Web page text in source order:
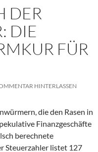
DER
DIE
FÜR
HINTERLASSEN
die den Rasen in
Finanzgeschäfte
berechnete
Steuerzahler listet 127